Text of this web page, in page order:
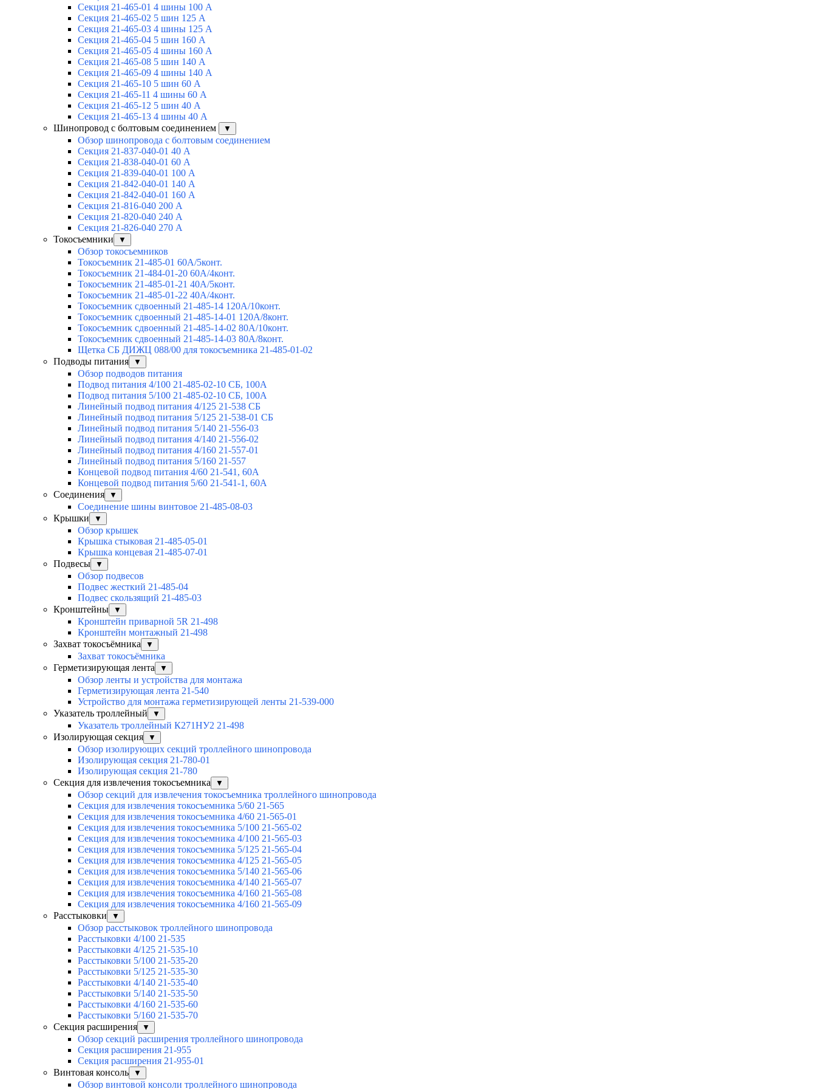
Секция 21-465-01 4 шины 100 А
Секция 21-465-02 5 шин 125 А
Секция 21-465-03 4 шины 125 А
Секция 21-465-04 5 шин 160 А
Секция 21-465-05 4 шины 160 А
Секция 21-465-08 5 шин 140 А
Секция 21-465-09 4 шины 140 А
Секция 21-465-10 5 шин 60 А
Секция 21-465-11 4 шины 60 А
Секция 21-465-12 5 шин 40 А
Секция 21-465-13 4 шины 40 А
Шинопровод с болтовым соединением
▼
Обзор шинопровода с болтовым соединением
Секция 21-837-040-01 40 А
Секция 21-838-040-01 60 А
Секция 21-839-040-01 100 А
Секция 21-842-040-01 140 А
Секция 21-842-040-01 160 А
Секция 21-816-040 200 А
Секция 21-820-040 240 А
Секция 21-826-040 270 А
Токосъемники
▼
Обзор токосъемников
Токосъемник 21-485-01 60А/5конт.
Токосъемник 21-484-01-20 60А/4конт.
Токосъемник 21-485-01-21 40А/5конт.
Токосъемник 21-485-01-22 40А/4конт.
Токосъемник сдвоенный 21-485-14 120А/10конт.
Токосъемник сдвоенный 21-485-14-01 120А/8конт.
Токосъемник сдвоенный 21-485-14-02 80А/10конт.
Токосъемник сдвоенный 21-485-14-03 80А/8конт.
Щетка СБ ДИЖЦ 088/00 для токосъемника 21-485-01-02
Подводы питания
▼
Обзор подводов питания
Подвод питания 4/100 21-485-02-10 СБ, 100А
Подвод питания 5/100 21-485-02-10 СБ, 100А
Линейный подвод питания 4/125 21-538 СБ
Линейный подвод питания 5/125 21-538-01 СБ
Линейный подвод питания 5/140 21-556-03
Линейный подвод питания 4/140 21-556-02
Линейный подвод питания 4/160 21-557-01
Линейный подвод питания 5/160 21-557
Концевой подвод питания 4/60 21-541, 60А
Концевой подвод питания 5/60 21-541-1, 60А
Соединения
▼
Соединение шины винтовое 21-485-08-03
Крышки
▼
Обзор крышек
Крышка стыковая 21-485-05-01
Крышка концевая 21-485-07-01
Подвесы
▼
Обзор подвесов
Подвес жесткий 21-485-04
Подвес скользящий 21-485-03
Кронштейны
▼
Кронштейн приварной 5R 21-498
Кронштейн монтажный 21-498
Захват токосъёмника
▼
Захват токосъёмника
Герметизирующая лента
▼
Обзор ленты и устройства для монтажа
Герметизирующая лента 21-540
Устройство для монтажа герметизирующей ленты 21-539-000
Указатель троллейный
▼
Указатель троллейный К271НУ2 21-498
Изолирующая секция
▼
Обзор изолирующих секций троллейного шинопровода
Изолирующая секция 21-780-01
Изолирующая секция 21-780
Секция для извлечения токосъемника
▼
Обзор секций для извлечения токосъемника троллейного шинопровода
Секция для извлечения токосъемника 5/60 21-565
Секция для извлечения токосъемника 4/60 21-565-01
Секция для извлечения токосъемника 5/100 21-565-02
Секция для извлечения токосъемника 4/100 21-565-03
Секция для извлечения токосъемника 5/125 21-565-04
Секция для извлечения токосъемника 4/125 21-565-05
Секция для извлечения токосъемника 5/140 21-565-06
Секция для извлечения токосъемника 4/140 21-565-07
Секция для извлечения токосъемника 4/160 21-565-08
Секция для извлечения токосъемника 4/160 21-565-09
Расстыковки
▼
Обзор расстыковок троллейного шинопровода
Расстыковки 4/100 21-535
Расстыковки 4/125 21-535-10
Расстыковки 5/100 21-535-20
Расстыковки 5/125 21-535-30
Расстыковки 4/140 21-535-40
Расстыковки 5/140 21-535-50
Расстыковки 4/160 21-535-60
Расстыковки 5/160 21-535-70
Секция расширения
▼
Обзор секций расширения троллейного шинопровода
Секция расширения 21-955
Секция расширения 21-955-01
Винтовая консоль
▼
Обзор винтовой консоли троллейного шинопровода